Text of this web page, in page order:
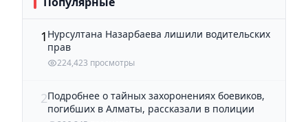
1 Нурсултана Назарбаева лишили водительских
прав
224,423 просмотры
2Подробнее о тайных захоронениях боевиков,
погибших в Алматы, рассказали в полиции